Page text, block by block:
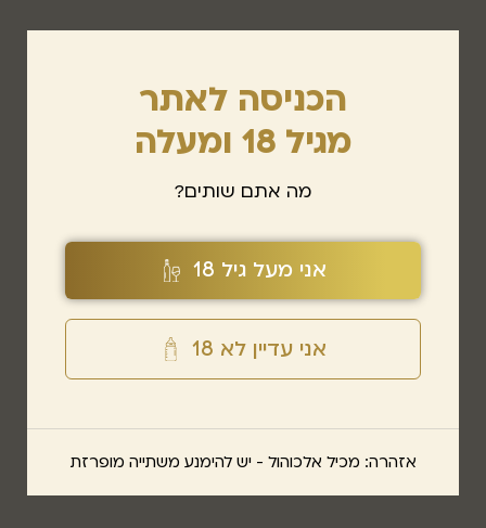
הכניסה לאתר
מגיל 18 ומעלה
מה אתם שותים?
אני מעל גיל 18
אני עדיין לא 18
אזהרה: מכיל אלכוהול - יש להימנע משתייה מופרזת
רוצים